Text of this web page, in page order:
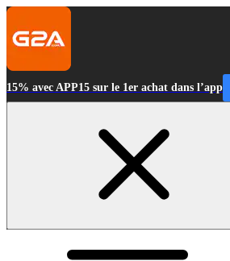
15% avec APP15 sur le 1er achat dans l’app